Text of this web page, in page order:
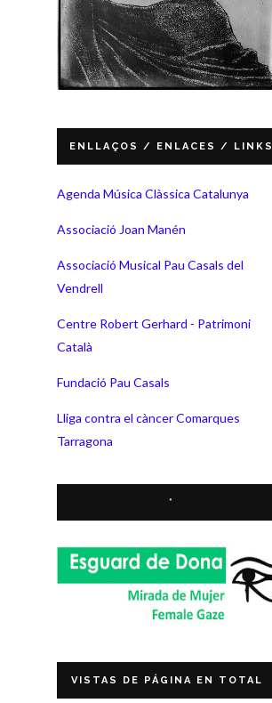
ENLLAÇOS / ENLACES / LINKS
Agenda Música Clàssica Catalunya
Associació Joan Manén
Associació Musical Pau Casals del
Vendrell
Centre Robert Gerhard - Patrimoni
Català
Fundació Pau Casals
Lliga contra el càncer Comarques
Tarragona
*
VISTAS DE PÁGINA EN TOTAL